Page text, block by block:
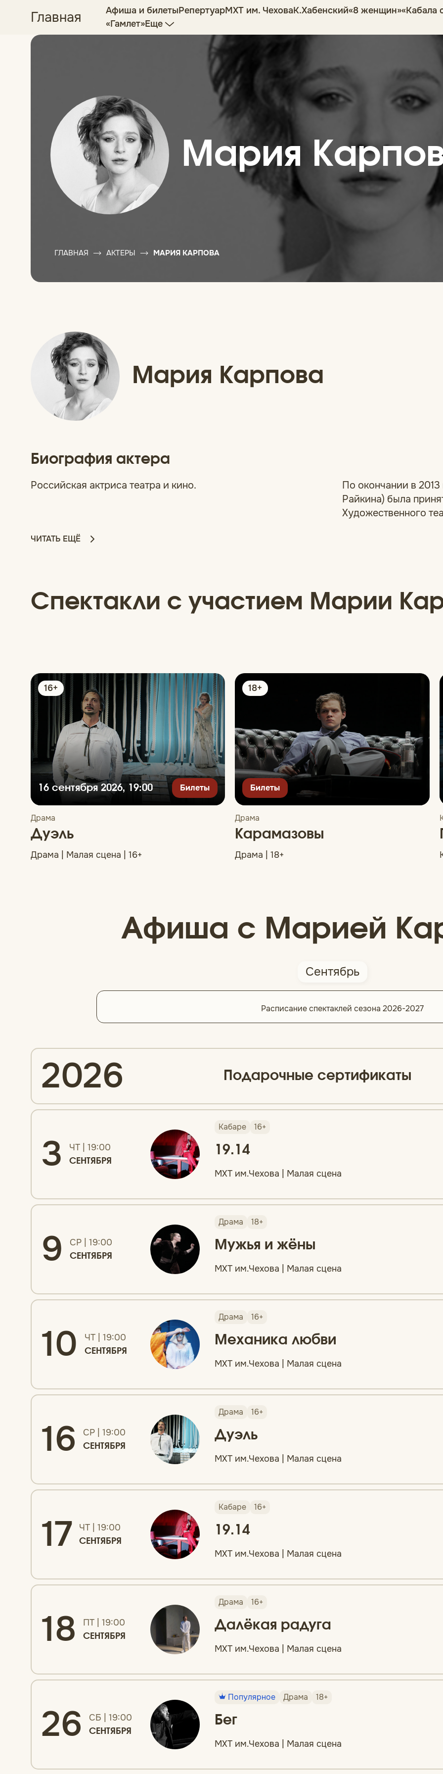
Главная Афиша и билетыРепертуарМХТ им. ЧеховаК.Хабенский«8 женщин»«Кабала
«Гамлет»Еще
Мария
ГЛАВНАЯ АКТЕРЫ МАРИЯ КАРПОВА
Мария Карпова
Биография актера
Российская актриса театра и кино.
По окончании в
Райкина) была
Художественного
ЧИТАТЬ ЕЩЁ
Спектакли с участием Марии
16+
16 сентября 2026, 19:00 Билеты
Драма
Дуэль
Драма | Малая сцена | 16+
18+
Билеты
Драма
Карамазовы
Драма | 18+
Афиша с Марией
Сентябрь
Расписание спектаклей сезона 2026-2027
2026 Подарочные сертификаты
3 ЧТ | 19:00
СЕНТЯБРЯ
Кабаре 16+
19.14
МХТ им.Чехова | Малая сцена
9 СР | 19:00
СЕНТЯБРЯ
Драма 18+
Мужья и жёны
МХТ им.Чехова | Малая сцена
10 ЧТ | 19:00
СЕНТЯБРЯ
Драма 16+
Механика любви
МХТ им.Чехова | Малая сцена
16 СР | 19:00
СЕНТЯБРЯ
Драма 16+
Дуэль
МХТ им.Чехова | Малая сцена
17 ЧТ | 19:00
СЕНТЯБРЯ
Кабаре 16+
19.14
МХТ им.Чехова | Малая сцена
18 ПТ | 19:00
СЕНТЯБРЯ
Драма 16+
Далёкая радуга
МХТ им.Чехова | Малая сцена
26 СБ | 19:00
СЕНТЯБРЯ
Популярное Драма 18+
Бег
МХТ им.Чехова | Малая сцена